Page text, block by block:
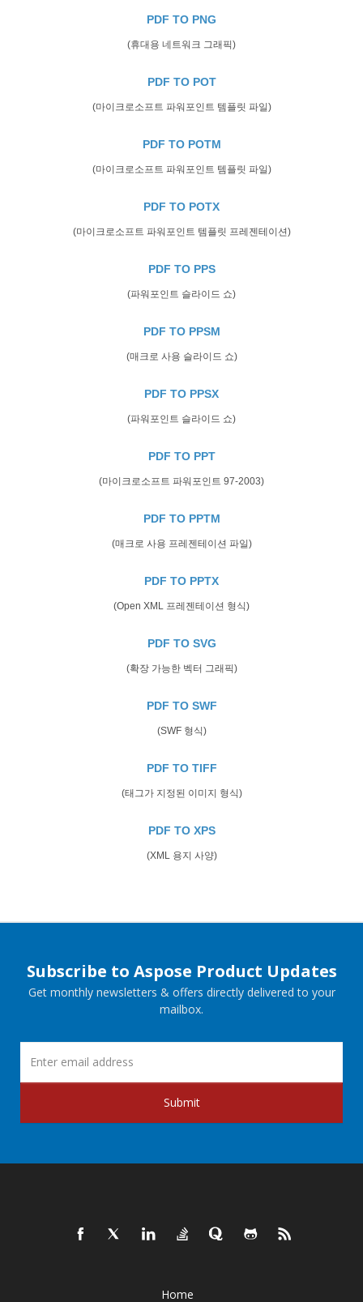
PDF TO PNG
(휴대용 네트워크 그래픽)
PDF TO POT
(마이크로소프트 파워포인트 템플릿 파일)
PDF TO POTM
(마이크로소프트 파워포인트 템플릿 파일)
PDF TO POTX
(마이크로소프트 파워포인트 템플릿 프레젠테이션)
PDF TO PPS
(파워포인트 슬라이드 쇼)
PDF TO PPSM
(매크로 사용 슬라이드 쇼)
PDF TO PPSX
(파워포인트 슬라이드 쇼)
PDF TO PPT
(마이크로소프트 파워포인트 97-2003)
PDF TO PPTM
(매크로 사용 프레젠테이션 파일)
PDF TO PPTX
(Open XML 프레젠테이션 형식)
PDF TO SVG
(확장 가능한 벡터 그래픽)
PDF TO SWF
(SWF 형식)
PDF TO TIFF
(태그가 지정된 이미지 형식)
PDF TO XPS
(XML 용지 사양)
Subscribe to Aspose Product Updates
Get monthly newsletters & offers directly delivered to your
mailbox.
Submit
Home